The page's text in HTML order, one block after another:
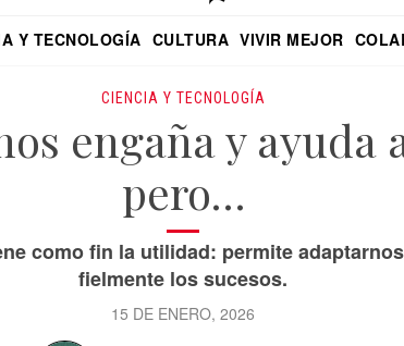
Y TECNOLOGÍA CULTURA VIVIR MEJOR
CIENCIA Y TECNOLOGÍA
engaña y ayuda
pero…
como fin la utilidad: permite
fielmente los sucesos.
15 DE ENERO, 2026